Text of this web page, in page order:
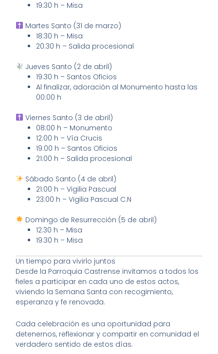
19:30 h – Misa
Martes Santo (31 de marzo)
18:30 h – Misa
20:30 h – Salida procesional
Jueves Santo (2 de abril)
19:30 h – Santos Oficios
Al finalizar, adoración al Monumento hasta las
00:00 h
Viernes Santo (3 de abril)
08:00 h – Monumento
12:00 h – Vía Crucis
19:00 h – Santos Oficios
21:00 h – Salida procesional
Sábado Santo (4 de abril)
21:00 h – Vigilia Pascual
23:00 h – Vigilia Pascual C.N
Domingo de Resurrección (5 de abril)
12:30 h – Misa
19:30 h – Misa
Un tiempo para vivirlo juntos
Desde la Parroquia Castrense invitamos a todos los
fieles a participar en cada uno de estos actos,
viviendo la Semana Santa con recogimiento,
esperanza y fe renovada.
Cada celebración es una oportunidad para
detenernos, reflexionar y compartir en comunidad el
verdadero sentido de estos días.